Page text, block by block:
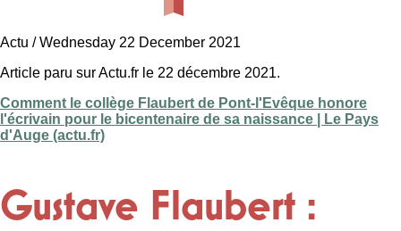
Actu / Wednesday 22 December 2021
Article paru sur Actu.fr le 22 décembre 2021.
Comment le collège Flaubert de Pont-l'Evêque honore
l'écrivain pour le bicentenaire de sa naissance | Le Pays
d'Auge (actu.fr)
Gustave Flaubert :